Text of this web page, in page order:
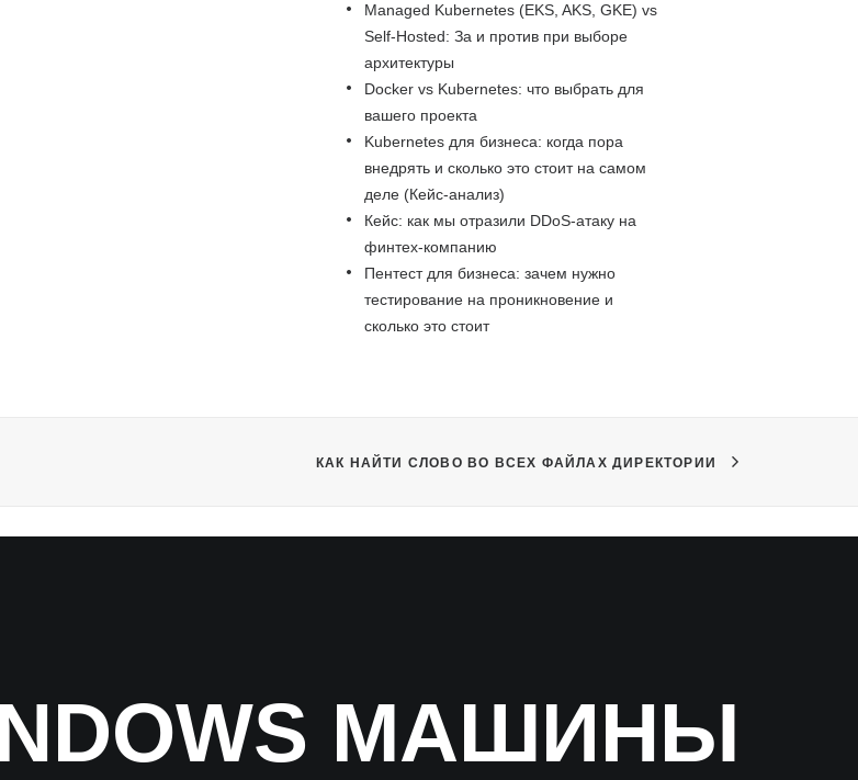
Managed Kubernetes (EKS, AKS, GKE) vs
Self-Hosted: За и против при выборе
архитектуры
Docker vs Kubernetes: что выбрать для
вашего проекта
Kubernetes для бизнеса: когда пора
внедрять и сколько это стоит на самом
деле (Кейс-анализ)
Кейс: как мы отразили DDoS-атаку на
финтех-компанию
Пентест для бизнеса: зачем нужно
тестирование на проникновение и
сколько это стоит
КАК НАЙТИ СЛОВО ВО ВСЕХ ФАЙЛАХ ДИРЕКТОРИИ
МАШИНЫ